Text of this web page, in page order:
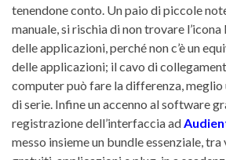
tenendone conto. Un paio di piccole
manuale, si rischia di non trovare
delle applicazioni, perché non c’è un
delle applicazioni; il cavo di
computer può fare la differenza,
di serie. Infine un accenno al software
registrazione dell’interfaccia ad
messo insieme un bundle essenziale,